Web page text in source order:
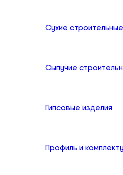
Сухие
Сыпучие
Гипсовые изделия
Профиль и